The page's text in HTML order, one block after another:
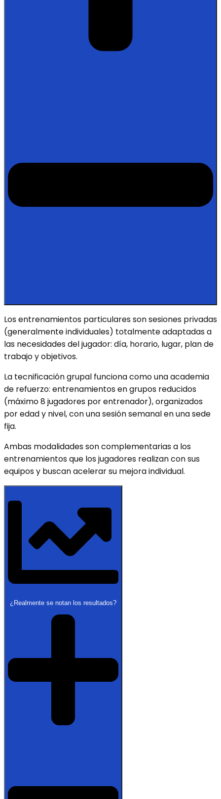
Los entrenamientos particulares son sesiones privadas
(generalmente individuales) totalmente adaptadas a
las necesidades del jugador: día, horario, lugar, plan de
trabajo y objetivos.
La tecnificación grupal funciona como una academia
de refuerzo: entrenamientos en grupos reducidos
(máximo 8 jugadores por entrenador), organizados
por edad y nivel, con una sesión semanal en una sede
fija.
Ambas modalidades son complementarias a los
entrenamientos que los jugadores realizan con sus
equipos y buscan acelerar su mejora individual.
¿Realmente se notan los resultados?